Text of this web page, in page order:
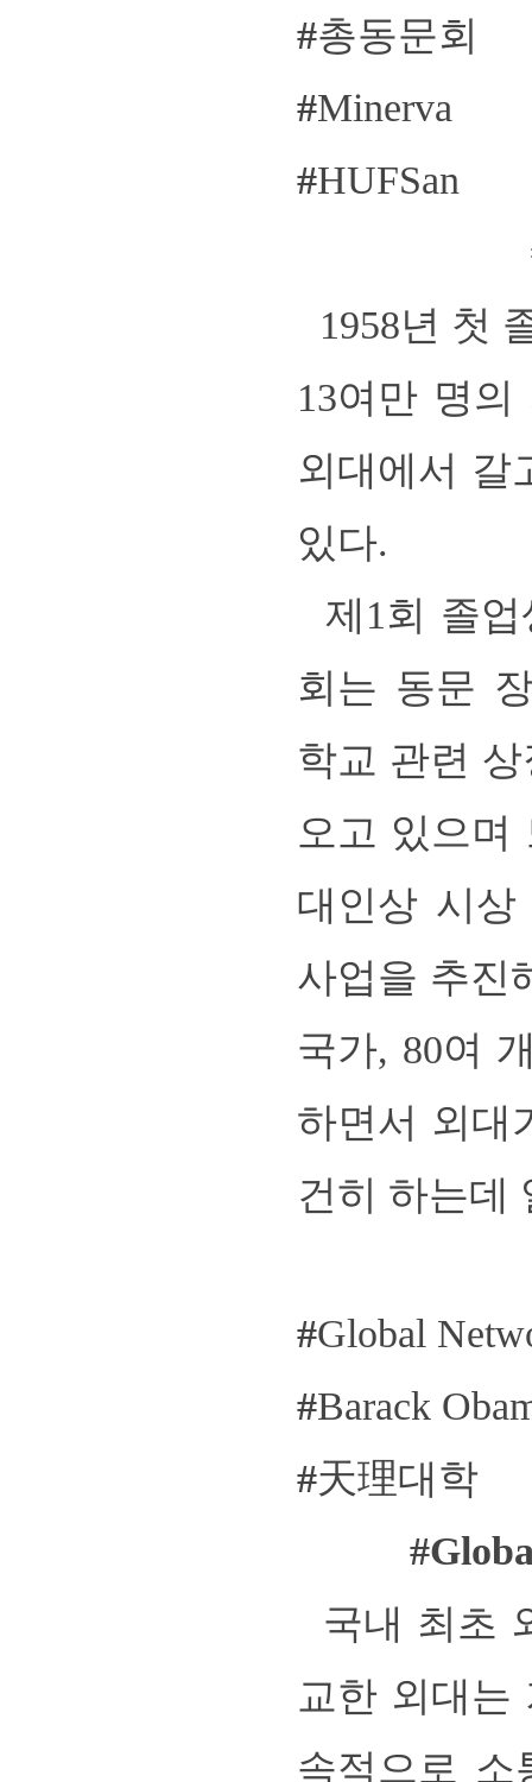
#총동문회
#Minerva
#HUFSan
1958년 첫
13여만 명
외대에서 갈
있다.
제1회 졸업
회는 동문
학교 관련
오고 있으며
대인상 시
사업을 추진
국가, 80여
하면서 외대
건히 하는데
#Global
#Barack
#天理대학
#
국내 최초
교한 외대는
속적으로 소